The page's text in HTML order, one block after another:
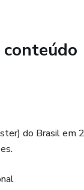
do Brasil em